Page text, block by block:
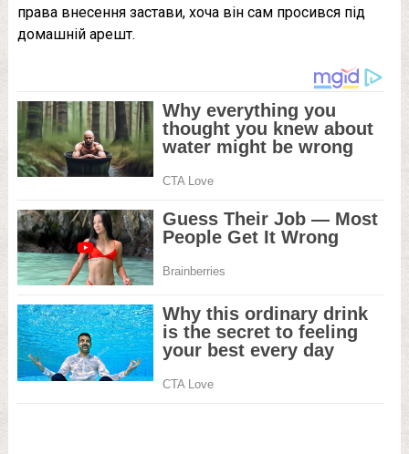
права внесення застави, хоча він сам просився під
домашній арешт.